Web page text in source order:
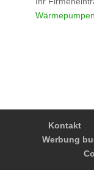
Kontakt
Werbung